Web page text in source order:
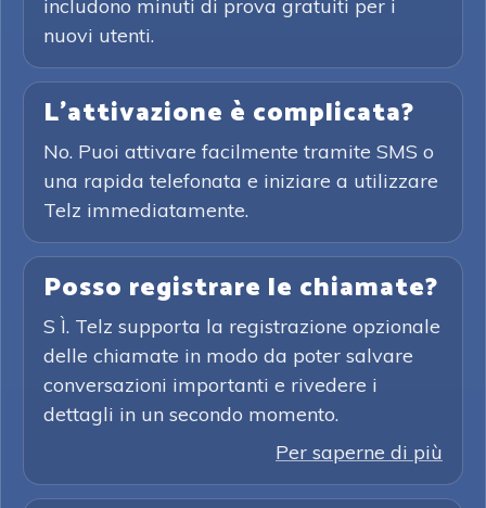
includono minuti di prova gratuiti per i
nuovi utenti.
L'attivazione è complicata?
No. Puoi attivare facilmente tramite SMS o
una rapida telefonata e iniziare a utilizzare
Telz immediatamente.
Posso registrare le chiamate?
S Ì. Telz supporta la registrazione opzionale
delle chiamate in modo da poter salvare
conversazioni importanti e rivedere i
dettagli in un secondo momento.
Per saperne di più